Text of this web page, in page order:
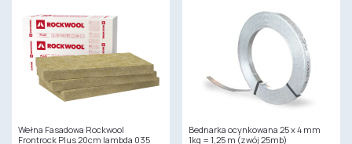
Wełna Fasadowa Rockwool
Frontrock Plus 20cm lambda 035
Bednarka ocynkowana 25 x 4 mm
1kg = 1,25 m (zwój 25mb)